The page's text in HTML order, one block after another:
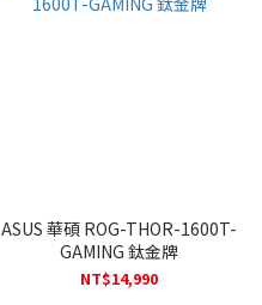
ASUS 華碩 ROG-THOR-1600T-
GAMING 鈦金牌
NT$14,990